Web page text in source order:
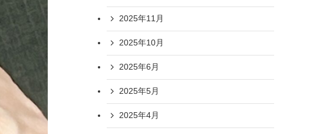
2025年11月
2025年10月
2025年6月
2025年5月
2025年4月